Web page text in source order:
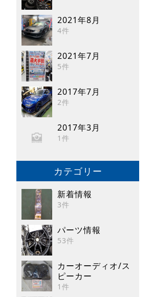
2021年8月
4件
2021年7月
5件
2017年7月
2件
2017年3月
1件
カテゴリー
新着情報
3件
パーツ情報
53件
カーオーディオ/ス
ピーカー
1件